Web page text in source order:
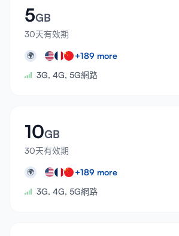
5GB
30天有效期
🌍 +189 more
3G, 4G, 5G網路
10GB
30天有效期
🌍 +189 more
3G, 4G, 5G網路